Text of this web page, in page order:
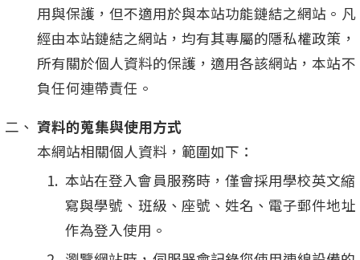
用與保護，但不適用於與本站功能鏈結之網站。凡
經由本站鏈結之網站，均有其專屬的隱私權政策，
所有關於個人資料的保護，適用各該網站，本站不
負任何連帶責任。
資料的蒐集與使用方式
本網站相關個人資料，範圍如下：
本站在登入會員服務時，僅會採用學校英文縮
寫與學號、班級、座號、姓名、電子郵件地址
作為登入使用。